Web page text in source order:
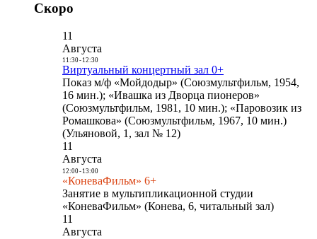
Скоро
11
Августа
11:30- 12:30
Виртуальный концертный зал 0+
Показ м/ф «Мойдодыр» (Союзмультфильм, 1954,
16 мин.); «Ивашка из Дворца пионеров»
(Союзмультфильм, 1981, 10 мин.); «Паровозик из
Ромашкова» (Союзмультфильм, 1967, 10 мин.)
(Ульяновой, 1, зал № 12)
11
Августа
12:00- 13:00
«КоневаФильм» 6+
Занятие в мультипликационной студии
«КоневаФильм» (Конева, 6, читальный зал)
11
Августа